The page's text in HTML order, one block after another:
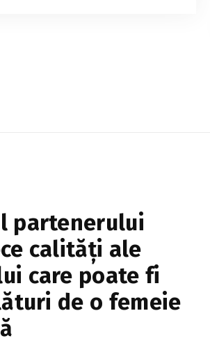
partenerului
calități ale
care poate fi
de o femeie